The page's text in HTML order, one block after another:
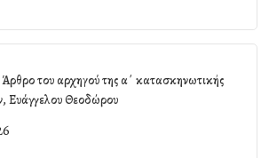
Άρθρο του αρχηγού της α΄ κατασκηνωτικής
Ευάγγελου Θεοδώρου